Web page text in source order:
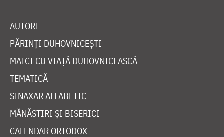
AUTORI
PĂRINȚI DUHOVNICEȘTI
MAICI CU VIAȚĂ DUHOVNICEASCĂ
TEMATICĂ
SINAXAR ALFABETIC
MĂNĂSTIRI ȘI BISERICI
CALENDAR ORTODOX